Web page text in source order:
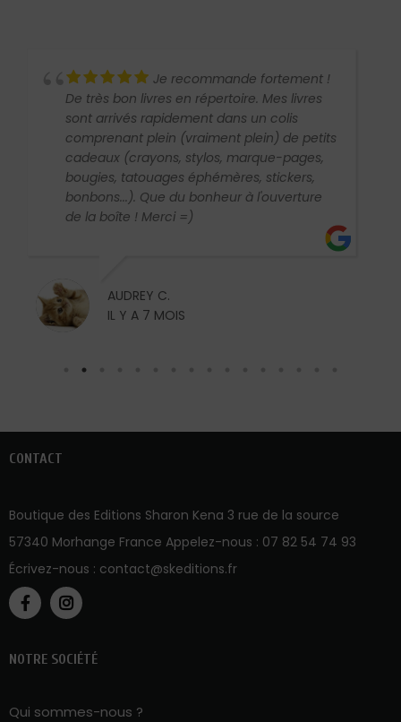
Je recommande fortement !
De très bon livres en répertoire. Mes livres
sont arrivés rapidement dans un colis
comprenant plein (vraiment plein) de petits
cadeaux (crayons, stylos, marque-pages,
bougies, tatouages éphémères, stickers,
bonbons...). Que du bonheur à l'ouverture
de la boîte ! Merci =)
AUDREY C.
IL Y A 7 MOIS
CONTACT
Boutique des Editions Sharon Kena 3 rue de la source
57340 Morhange France Appelez-nous : 07 82 54 74 93
Écrivez-nous : contact@skeditions.fr
NOTRE SOCIÉTÉ
Qui sommes-nous ?